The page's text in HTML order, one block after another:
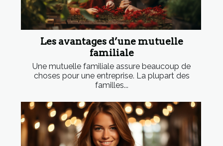
Les avantages d’une mutuelle
familiale
Une mutuelle familiale assure beaucoup de
choses pour une entreprise. La plupart des
familles...